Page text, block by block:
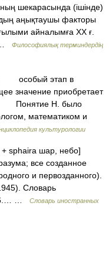
шекарасында (ішінде)
аңықтаушы факторы
айналымға ХХ ғ.
…
Философиялық терминдердің
этап в
значение приобретает
Понятие Н. было
математиком и
культурологии
sphaira шар, небо]
все созданное
и первозданного).
Словарь
…
Словарь иностранных